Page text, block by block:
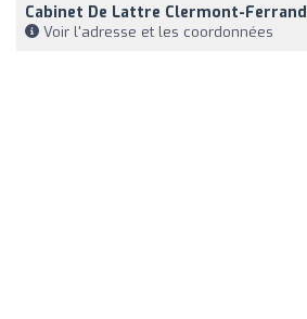
Cabinet De Lattre Clermont-Ferrand
Voir l'adresse et les coordonnées